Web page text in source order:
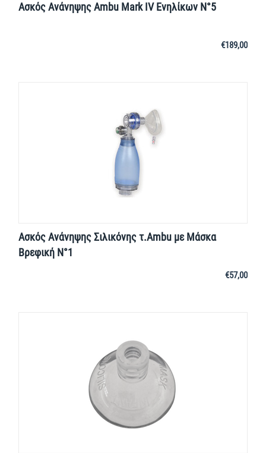
Ασκός Ανάνηψης Ambu Mark IV Ενηλίκων Ν°5
€189,00
Ασκός Ανάνηψης Σιλικόνης τ.Ambu με Μάσκα
Βρεφική Ν°1
€57,00